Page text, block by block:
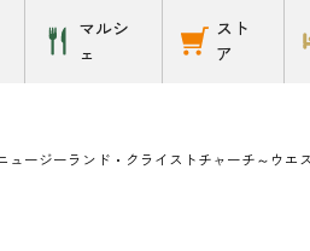
マルシ
ェ
スト
ア
ニュージーランド・クライストチャーチ～ウ